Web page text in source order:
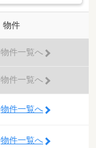
物件
物件一覧へ
物件一覧へ
物件一覧へ
物件一覧へ